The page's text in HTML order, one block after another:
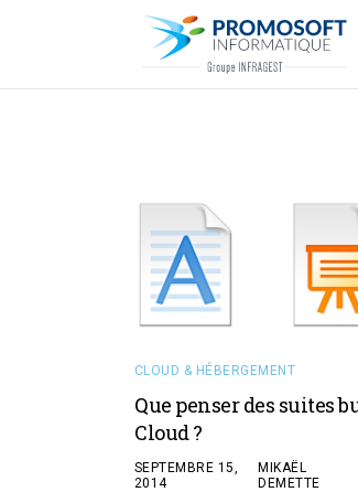
CLOUD & HÉBERGEMENT
Que penser des suites
Cloud ?
SEPTEMBRE 15,
2014
MIKAËL
DEMETTE